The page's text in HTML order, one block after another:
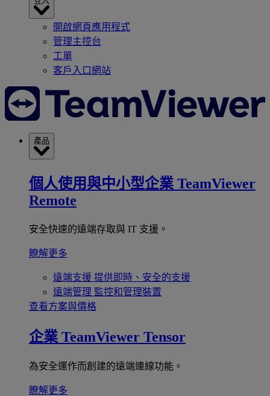
開啟網頁應用程式
管理主控台
工單
客戶入口網站
產品
個人使用與中小型企業 TeamViewer
Remote
安全快速的遠端存取與 IT 支援。
瞭解更多
遠端支援 提供即時、安全的支援
遠端管理 監控和管理裝置
查看方案與價格
企業 TeamViewer Tensor
為安全運作而創建的遠端連線功能。
瞭解更多